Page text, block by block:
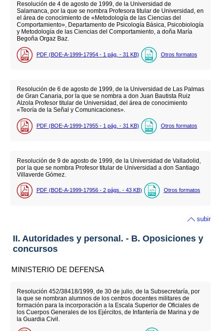
Resolución de 4 de agosto de 1999, de la Universidad de
Salamanca, por la que se nombra Profesora titular de Universidad, en
el área de conocimiento de «Metodología de las Ciencias del
Comportamiento», Departamento de Psicología Básica, Psicobiología
y Metodología de las Ciencias del Comportamiento, a doña María
Begoña Orgaz Baz.
PDF (BOE-A-1999-17954 - 1 pág. - 31 KB) Otros formatos
Resolución de 6 de agosto de 1999, de la Universidad de Las Palmas
de Gran Canaria, por la que se nombra a don Juan Bautista Ruiz
Alzola Profesor titular de Universidad, del área de conocimiento
«Teoría de la Señal y Comunicaciones».
PDF (BOE-A-1999-17955 - 1 pág. - 31 KB) Otros formatos
Resolución de 9 de agosto de 1999, de la Universidad de Valladolid,
por la que se nombra Profesor titular de Universidad a don Santiago
Villaverde Gómez.
PDF (BOE-A-1999-17956 - 2 págs. - 43 KB) Otros formatos
subir
II. Autoridades y personal. - B. Oposiciones y
concursos
MINISTERIO DE DEFENSA
Resolución 452/38418/1999, de 30 de julio, de la Subsecretaría, por
la que se nombran alumnos de los centros docentes militares de
formación para la incorporación a la Escala Superior de Oficiales de
los Cuerpos Generales de los Ejércitos, de Infantería de Marina y de
la Guardia Civil.